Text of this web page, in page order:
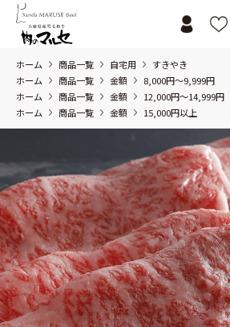
ホーム 商品一覧 自宅用
すきやき
ホーム
商品一覧 金額
8,000円～9,999円
ホーム
商品一覧 金額
12,000円～14,999円
ホーム
商品一覧 金額 15,000円以上